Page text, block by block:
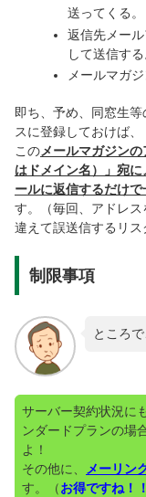
送ってくる。
返信先メー
して送信する
メールマガジ
即ち、予め、同窓生
スに登録しておけば、
このメールマガジン
はドメイン名）」宛
ールに返信するだけ
す。（毎回、アドレ
違えて誤送信するリス
制限事項
ところ
サーバー契約状況に
ンダードプランの場
よ！
その他に、
メーリン
す。（お得ですね！！